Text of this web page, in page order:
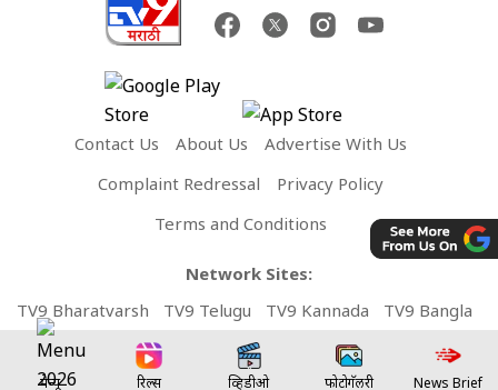
Contact Us About Us
Advertise With Us
Complaint Redressal
Privacy Policy
Terms and Conditions
Network Sites:
TV9 Bharatvarsh
TV9 Telugu TV9 Kannada
TV9 Bangla
TV9 Gujarati
TV9 Punjabi TV9 Tamil
TV9 Malayalam
मेन्यू रिल्स व्हिडीओ फोटोगॅलरी News Brief